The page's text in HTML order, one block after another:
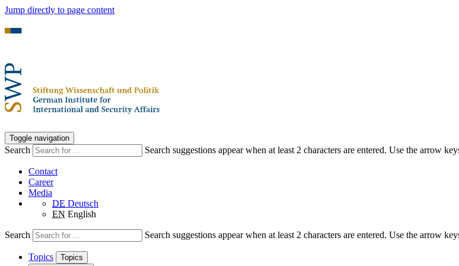
Jump directly to page content
Toggle navigation
Search Search suggestions appear when at least 2 characters are entered. Use the arrow
Contact
Career
Media
DE Deutsch
EN English
Search Search suggestions appear when at least 2 characters are entered. Use the arrow
Topics
Topics